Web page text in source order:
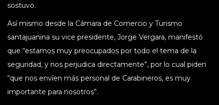
sostuvo.
Así mismo desde la Cámara de Comercio y Turismo
santajuanina su vice presidente, Jorge Vergara, manifestó
que “estamos muy preocupados por todo el tema de la
seguridad, y nos perjudica directamente”, por lo cual piden
“que nos envíen más personal de Carabineros, es muy
importante para nosotros”.